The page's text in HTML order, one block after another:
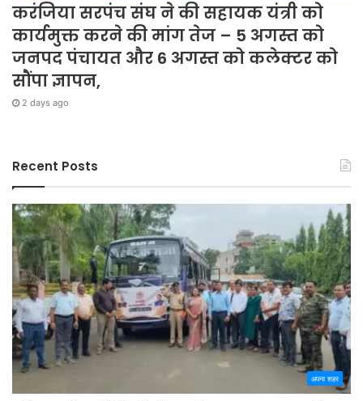
करंजिया सरपंच संघ ने की सहायक यंत्री को
कार्यमुक्त करने की मांग तेज – 5 अगस्त को
जनपद पंचायत और 6 अगस्त को कलेक्टर को
सौंपा ज्ञापन,
2 days ago
Recent Posts
अपना शहर